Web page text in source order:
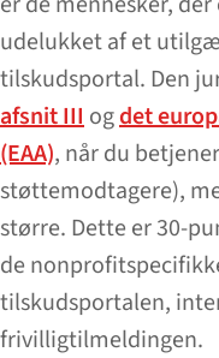
udelukket af et
tilskudsportal. Den
afsnit IIIogdet
(EAA), når du
støttemodtagere),
større. Dette er 30-
de
tilskudsportalen,
frivilligtilmeldingen.